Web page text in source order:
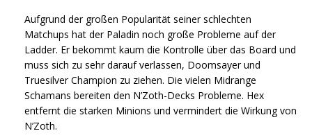
Aufgrund der großen Popularität seiner schlechten
Matchups hat der Paladin noch große Probleme auf der
Ladder. Er bekommt kaum die Kontrolle über das Board und
muss sich zu sehr darauf verlassen, Doomsayer und
Truesilver Champion zu ziehen. Die vielen Midrange
Schamans bereiten den N’Zoth-Decks Probleme. Hex
entfernt die starken Minions und vermindert die Wirkung von
N’Zoth.